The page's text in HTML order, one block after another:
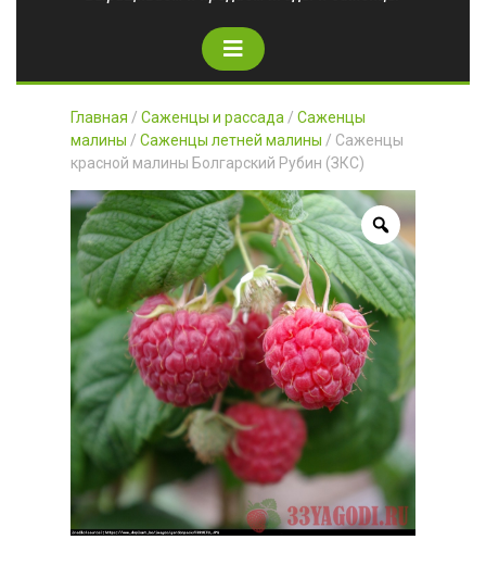
Кнопка
Главная / Саженцы и рассада / Саженцы
малины / Саженцы летней малины / Саженцы
красной малины Болгарский Рубин (ЗКС)